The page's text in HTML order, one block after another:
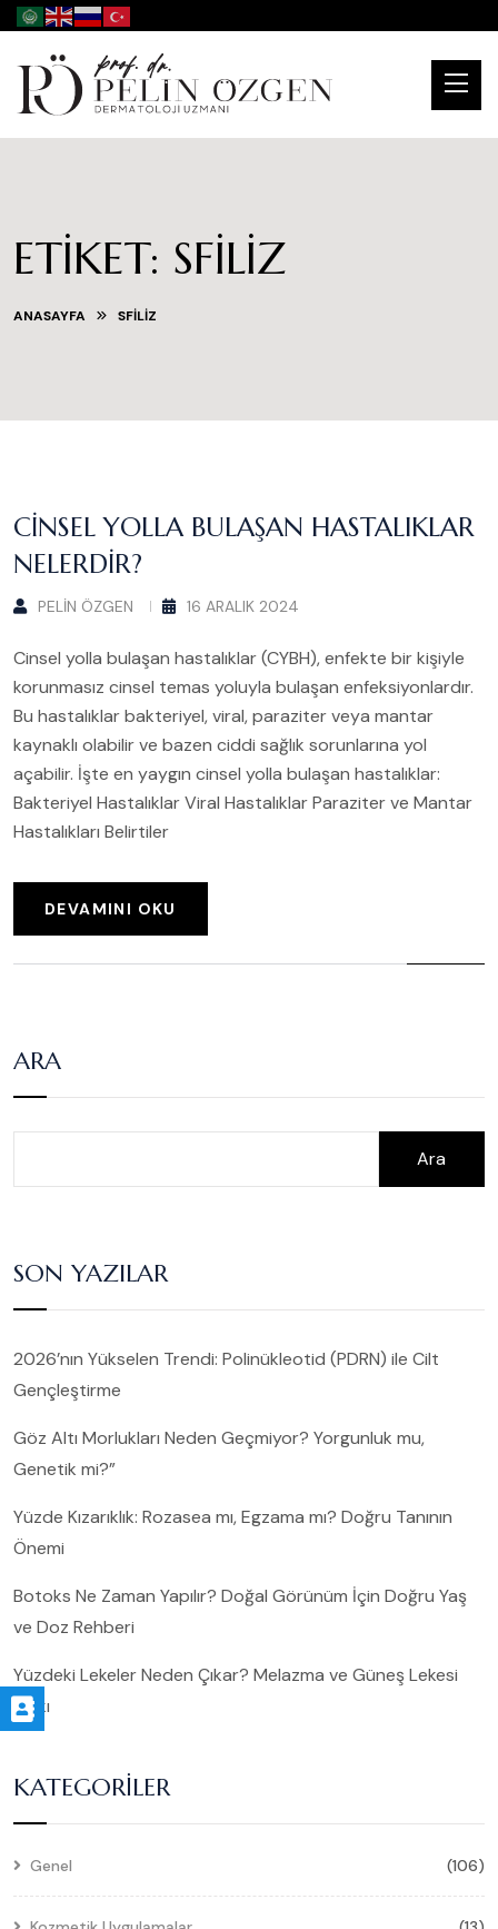
ETIKET: SFILIZ
ANASAYFA SFILIZ
CINSEL YOLLA BULAŞAN HASTALIKLAR
NELERDIR?
PELIN ÖZGEN 16 ARALIK 2024
Cinsel yolla bulaşan hastalıklar (CYBH), enfekte bir kişiyle
korunmasız cinsel temas yoluyla bulaşan enfeksiyonlardır.
Bu hastalıklar bakteriyel, viral, paraziter veya mantar
kaynaklı olabilir ve bazen ciddi sağlık sorunlarına yol
açabilir. İşte en yaygın cinsel yolla bulaşan hastalıklar:
Bakteriyel Hastalıklar Viral Hastalıklar Paraziter ve Mantar
Hastalıkları Belirtiler
DEVAMINI OKU
ARA
Ara
SON YAZILAR
2026’nın Yükselen Trendi: Polinükleotid (PDRN) ile Cilt
Gençleştirme
Göz Altı Morlukları Neden Geçmiyor? Yorgunluk mu,
Genetik mi?”
Yüzde Kızarıklık: Rozasea mı, Egzama mı? Doğru Tanının
Önemi
Botoks Ne Zaman Yapılır? Doğal Görünüm İçin Doğru Yaş
ve Doz Rehberi
Yüzdeki Lekeler Neden Çıkar? Melazma ve Güneş Lekesi
Farkı
KATEGORILER
Genel (106)